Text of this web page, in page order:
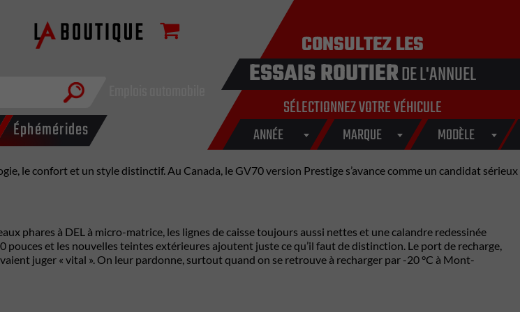
Éphémérides
CONSULTEZ LES
ESSAIS ROUTIERDE L'ANNUEL
SÉLECTIONNEZ VOTRE VÉHICULE
ANNÉE MARQUE MODÈLE
le confort et un style distinctif. Au Canada, le GV70 version Prestige s’avance comme un candidat sérieux
phares à DEL à micro-matrice, les lignes de caisse toujours aussi nettes et une calandre redessinée
pouces et les nouvelles teintes extérieures ajoutent juste ce qu’il faut de distinction. Le port de recharge,
juger « vital ». On leur pardonne, surtout quand on se retrouve à recharger par -20 °C à Mont-